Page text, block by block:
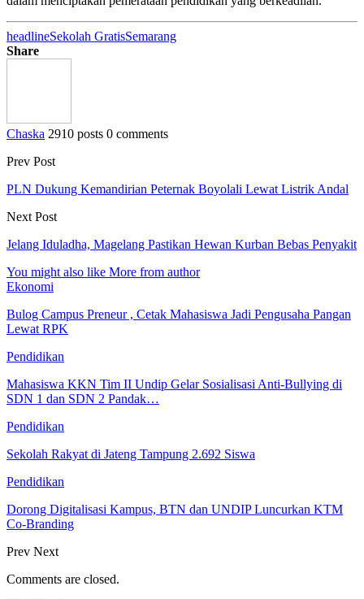
headlineSekolah GratisSemarang
Share
Chaska 2910 posts 0 comments
Prev Post
PLN Dukung Kemandirian Peternak Boyolali Lewat Listrik Andal
Next Post
Jelang Iduladha, Magelang Pastikan Hewan Kurban Bebas Penyakit
You might also like More from author
Ekonomi
Bulog Campus Preneur , Cetak Mahasiswa Jadi Pengusaha Pangan
Lewat RPK
Pendidikan
Mahasiswa KKN Tim II Undip Gelar Sosialisasi Anti-Bullying di
SDN 1 dan SDN 2 Pandak…
Pendidikan
Sekolah Rakyat di Jateng Tampung 2.692 Siswa
Pendidikan
Dorong Digitalisasi Kampus, BTN dan UNDIP Luncurkan KTM
Co-Branding
Prev Next
Comments are closed.